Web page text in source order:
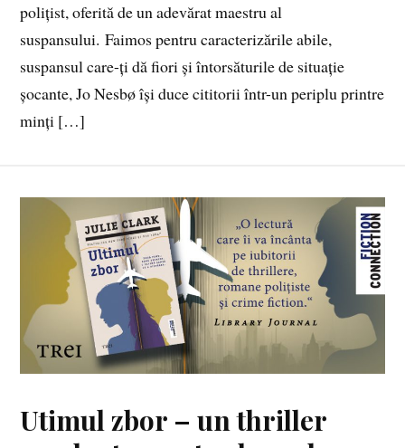
polițist, oferită de un adevărat maestru al
suspansului. Faimos pentru caracterizările abile,
suspansul care-ți dă fiori și întorsăturile de situație
șocante, Jo Nesbø își duce cititorii într-un periplu printre
minți […]
Utimul zbor – un thriller